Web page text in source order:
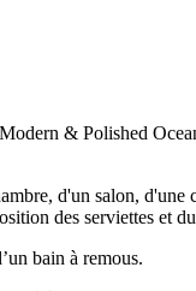
& Polished
d'un salon,
des serviettes et
bain à remous.